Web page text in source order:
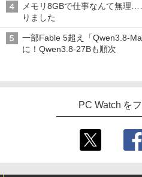
メモリ8GBで仕事なんて無理
りました
一部Fable 5超え「Qwen3.8-
に！Qwen3.8-27Bも順次
PC Watch を